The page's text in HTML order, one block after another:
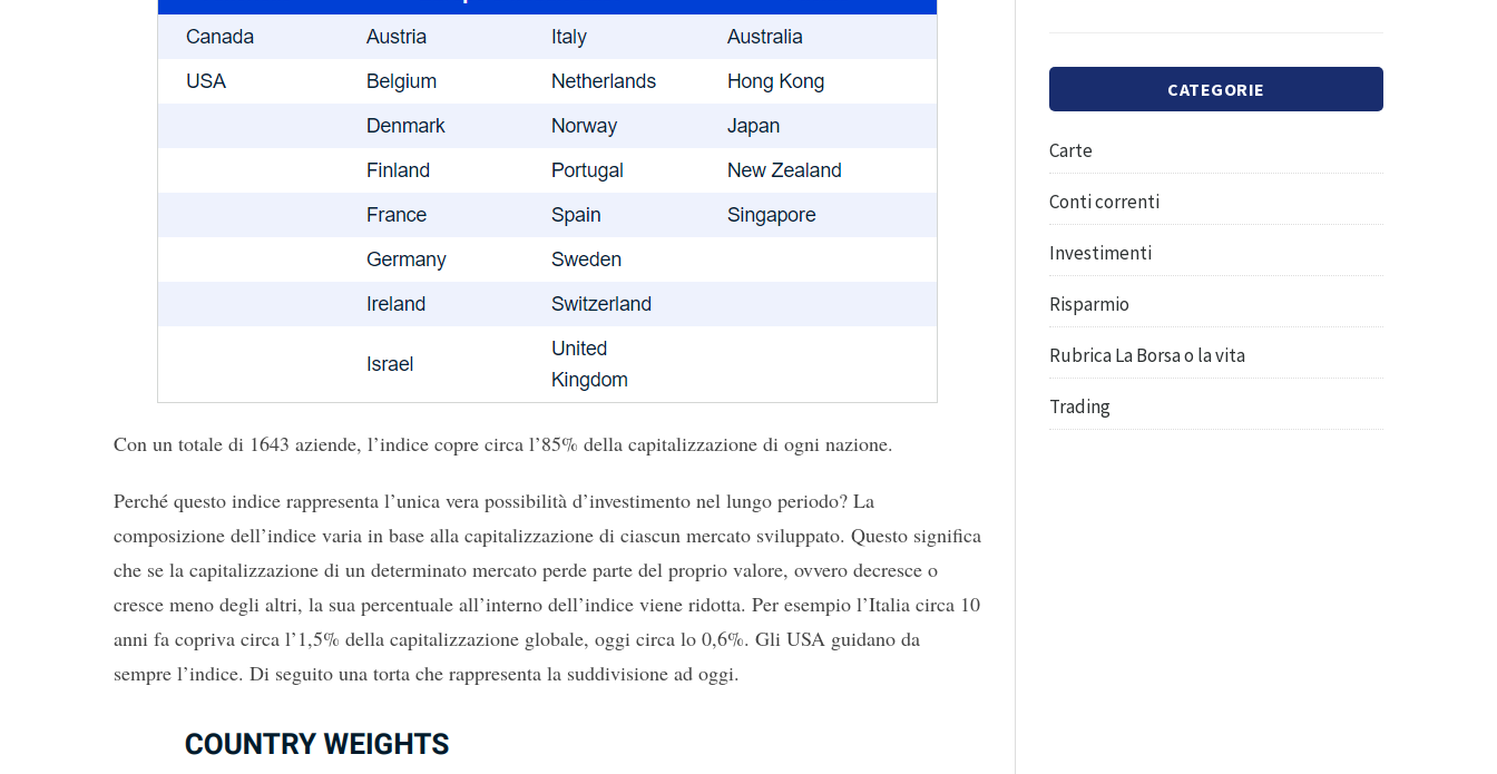
Con un totale di 1643 aziende, l’indice copre circa l’85% della capitalizzazione di ogni nazione.
Perché questo indice rappresenta l’unica vera possibilità d’investimento nel lungo periodo? La
composizione dell’indice varia in base alla capitalizzazione di ciascun mercato sviluppato. Questo significa
che se la capitalizzazione di un determinato mercato perde parte del proprio valore, ovvero decresce o
cresce meno degli altri, la sua percentuale all’interno dell’indice viene ridotta. Per esempio l’Italia circa 10
anni fa copriva circa l’1,5% della capitalizzazione globale, oggi circa lo 0,6%. Gli USA guidano da
sempre l’indice. Di seguito una torta che rappresenta la suddivisione ad oggi.
CATEGORIE
Carte
Conti correnti
Investimenti
Risparmio
Rubrica La Borsa o la vita
Trading